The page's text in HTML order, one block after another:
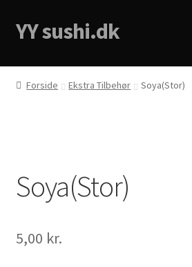
Spring
til
Spring
til
YY sushi.dk
Forside
Menukort
Privacy Policy
Forside Ekstra Tilbehør Soya(Stor)
Soya(Stor)
5,00 kr.